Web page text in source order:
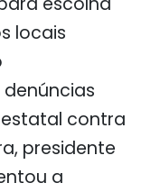
locais
contra
presidente
a